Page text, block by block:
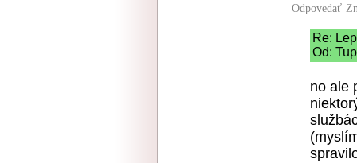
Odpovedať
Re:
Od:
no ale